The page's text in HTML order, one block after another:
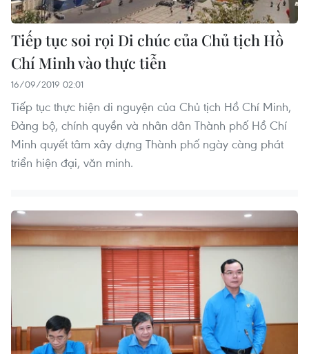
Tiếp tục soi rọi Di chúc của Chủ tịch Hồ
Chí Minh vào thực tiễn
16/09/2019 02:01
Tiếp tục thực hiện di nguyện của Chủ tịch Hồ Chí Minh,
Đảng bộ, chính quyền và nhân dân Thành phố Hồ Chí
Minh quyết tâm xây dựng Thành phố ngày càng phát
triển hiện đại, văn minh.